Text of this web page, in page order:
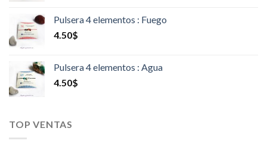
Pulsera 4 elementos : Fuego
4.50$
Pulsera 4 elementos : Agua
4.50$
TOP VENTAS